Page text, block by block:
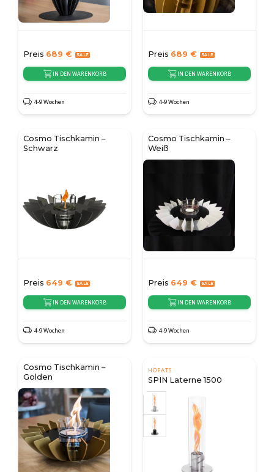
Preis 689 €
IN DEN WARENKORB
4-9 Wochen
Preis 689 €
IN DEN WARENKORB
4-9 Wochen
Cosmo Tischkamin –
Schwarz
Preis 649 €
IN DEN WARENKORB
4-9 Wochen
Cosmo Tischkamin –
Weiß
Preis 649 €
IN DEN WARENKORB
4-9 Wochen
Cosmo Tischkamin –
Golden
HÖFATS
SPIN Laterne 1500